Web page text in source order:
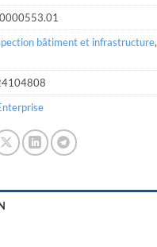
bâtiment et infrastructure,